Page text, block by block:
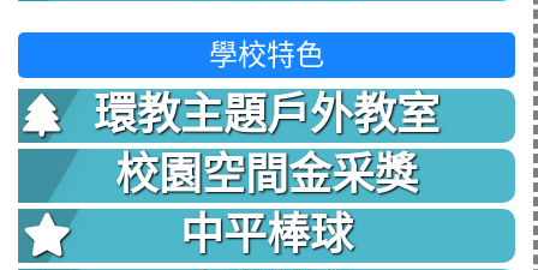
學校特色
環教主題戶外教室
校園空間金采獎
中平棒球